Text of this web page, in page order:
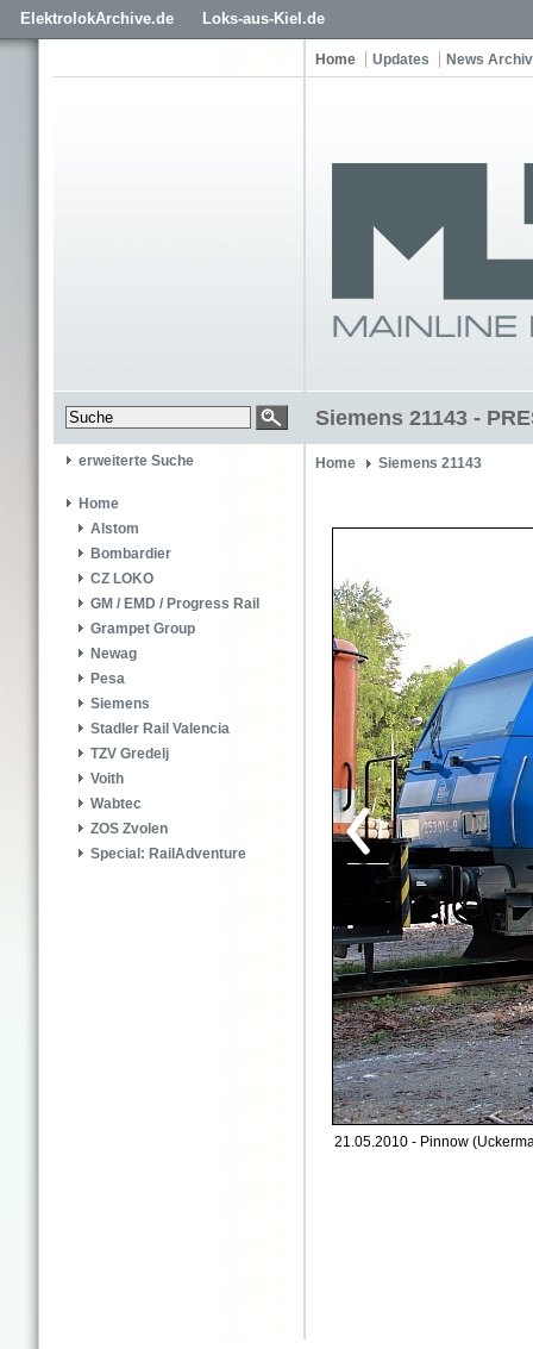
ElektrolokArchive.de Loks-aus-Kiel.de
Home Updates News Archiv
Siemens 21143 -
erweiterte Suche
Home
Alstom
Bombardier
CZ LOKO
GM / EMD / Progress Rail
Grampet Group
Newag
Pesa
Siemens
Stadler Rail Valencia
TZV Gredelj
Voith
Wabtec
ZOS Zvolen
Special: RailAdventure
Home Siemens 21143
21.05.2010 - Pinnow